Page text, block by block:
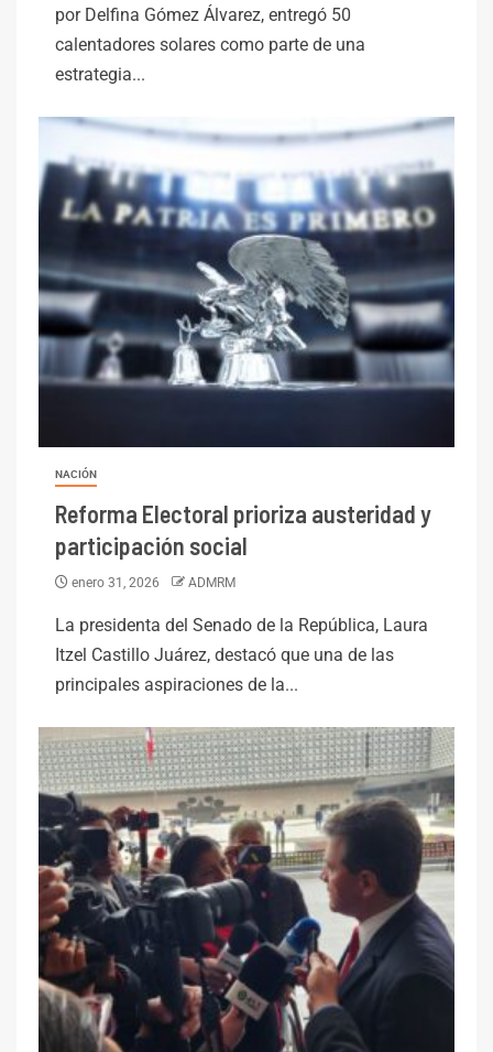
por Delfina Gómez Álvarez, entregó 50
calentadores solares como parte de una
estrategia...
NACIÓN
Reforma Electoral prioriza austeridad y
participación social
enero 31, 2026 ADMRM
La presidenta del Senado de la República, Laura
Itzel Castillo Juárez, destacó que una de las
principales aspiraciones de la...